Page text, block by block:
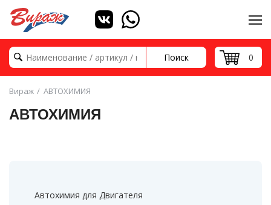
Поиск 0
Вираж АВТОХИМИЯ
АВТОХИМИЯ
Автохимия для Двигателя